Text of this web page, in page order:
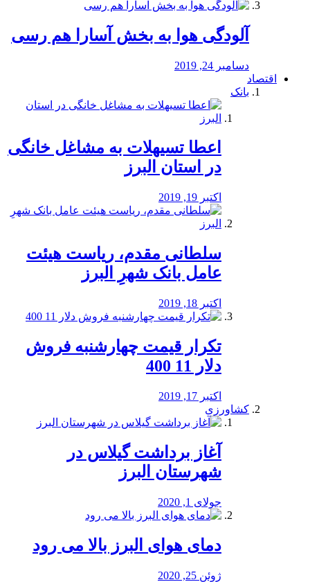
آلودگی هوا به بخش آسارا هم رسی
دسامبر 24, 2019
اقتصاد
بانک
️اعطا تسیهلات به مشاغل خانگی
در استان البرز
اکتبر 19, 2019
سلطانی مقدم، ریاست هیئت
عامل بانک شهرِ البرز
اکتبر 18, 2019
تکرار قیمت چهارشنبه فروش
دلار 11 400
اکتبر 17, 2019
کشاورزی
آغاز برداشت گیلاس در
شهرستان البرز
جولای 1, 2020
دمای هوای البرز بالا می رود
ژوئن 25, 2020